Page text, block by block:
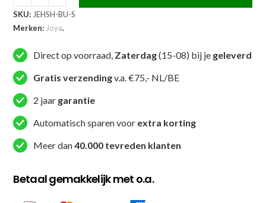
Elite
High
Split
MMA
Short
Blauw
aantal
SKU: JEHSH-BU-S
Merken: Joya.
Direct op voorraad, Zaterdag(15-08) bij je geleverd
Gratis verzendingv.a. €75,- NL/BE
2 jaar garantie
Automatisch sparen voor extra korting
Meer dan40.000 tevreden klanten
Betaal gemakkelijk met o.a.